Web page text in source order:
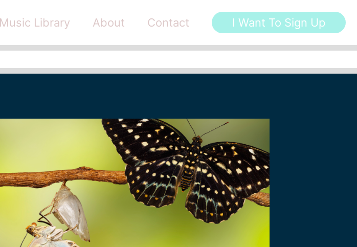
Music Library About Contact I Want To Sign Up